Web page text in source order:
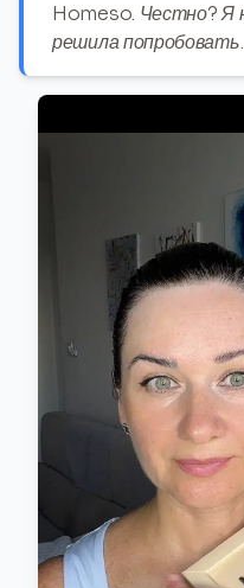
Homeso. Честно? Я
решила